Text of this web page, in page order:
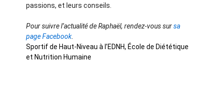
passions, et leurs conseils.
Pour suivre l’actualité de Raphaël, rendez-vous sursa
page Facebook.
Sportif de Haut-Niveau à l’EDNH, École de Diététique
et Nutrition Humaine